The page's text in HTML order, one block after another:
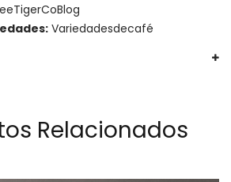
Variedadesdecafé
Relacionados